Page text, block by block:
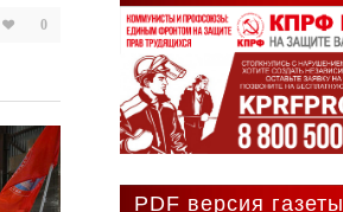
0
PDF версия газеты